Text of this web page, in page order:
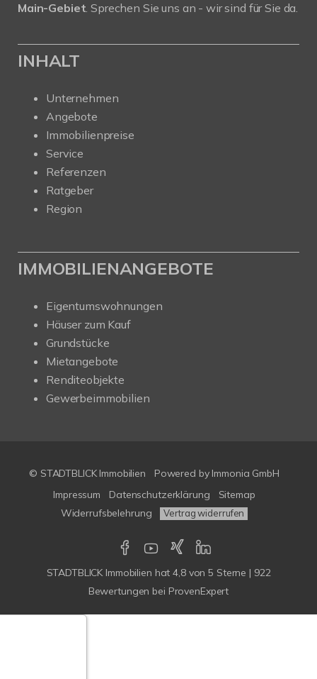
Main-Gebiet. Sprechen Sie uns an - wir sind für Sie da.
INHALT
Unternehmen
Angebote
Immobilienpreise
Service
Referenzen
Ratgeber
Region
IMMOBILIENANGEBOTE
Eigentumswohnungen
Häuser zum Kauf
Grundstücke
Mietangebote
Renditeobjekte
Gewerbeimmobilien
© STADTBLICK Immobilien Powered by Immonia GmbH
Impressum
Datenschutzerklärung
Sitemap
Widerrufsbelehrung
Vertrag widerrufen
STADTBLICK Immobilien hat4,8von5 Sterne | 922
Bewertungen bei ProvenExpert